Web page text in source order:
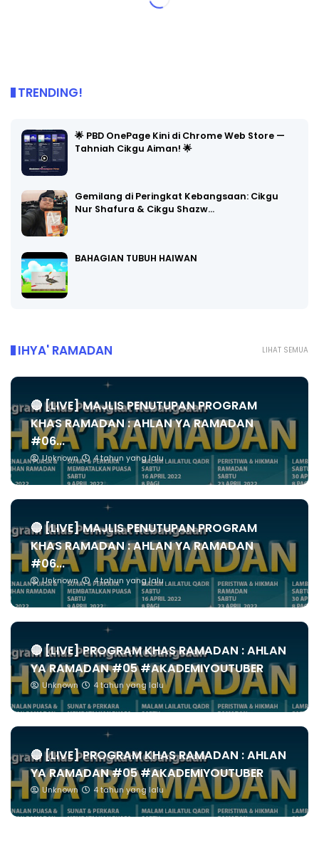
TRENDING!
🌟 PBD OnePage Kini di Chrome Web Store —
Tahniah Cikgu Aiman! 🌟
Gemilang di Peringkat Kebangsaan: Cikgu
Nur Shafura & Cikgu Shazw…
BAHAGIAN TUBUH HAIWAN
LIHAT SEMUA
IHYA' RAMADAN
🔴 [LIVE] MAJLIS PENUTUPAN PROGRAM
KHAS RAMADAN : AHLAN YA RAMADAN
#06...
Unknown 4 tahun yang lalu
🔴 [LIVE] MAJLIS PENUTUPAN PROGRAM
KHAS RAMADAN : AHLAN YA RAMADAN
#06...
Unknown 4 tahun yang lalu
🔴 [LIVE] PROGRAM KHAS RAMADAN : AHLAN
YA RAMADAN #05 #AKADEMIYOUTUBER
Unknown 4 tahun yang lalu
🔴 [LIVE] PROGRAM KHAS RAMADAN : AHLAN
YA RAMADAN #05 #AKADEMIYOUTUBER
Unknown 4 tahun yang lalu